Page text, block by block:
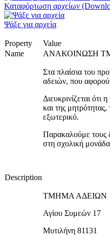
Καταφόρτωση αρχείων
Ψάξε για αρχεία
Property
Value
Name
ΑΝΑΚΟΙΝΩΣΗ
Description
Στα πλαίσια του
αδειών, που
Διευκρινίζεται
και της
εξωτερικό.
Παρακαλούμε τους
στη σχολική
ΤΜΗΜΑ ΑΔΕΙΩΝ
Αγίου Συμεών 17
Μυτιλήνη 81131